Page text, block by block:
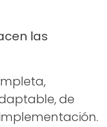
las
de